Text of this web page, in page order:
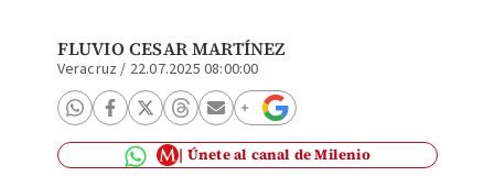
FLUVIO CESAR MARTÍNEZ
Veracruz / 22.07.2025 08:00:00
Únete al canal de Milenio